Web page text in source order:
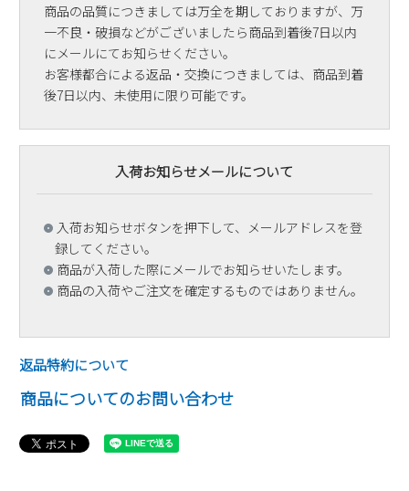
商品の品質につきましては万全を期しておりますが、万
一不良・破損などがございましたら商品到着後7日以内
にメールにてお知らせください。
お客様都合による返品・交換につきましては、商品到着
後7日以内、未使用に限り可能です。
入荷お知らせメールについて
入荷お知らせボタンを押下して、メールアドレスを登
録してください。
商品が入荷した際にメールでお知らせいたします。
商品の入荷やご注文を確定するものではありません。
返品特約について
商品についてのお問い合わせ